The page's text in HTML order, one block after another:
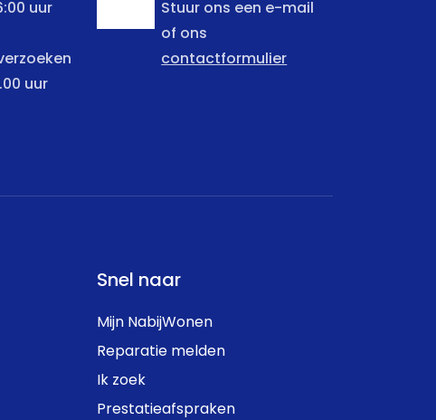
uur
uur
Stuur ons een e-mail
of ons
contactformulier
Snel naar
Mijn NabijWonen
Reparatie melden
Ik zoek
Prestatieafspraken